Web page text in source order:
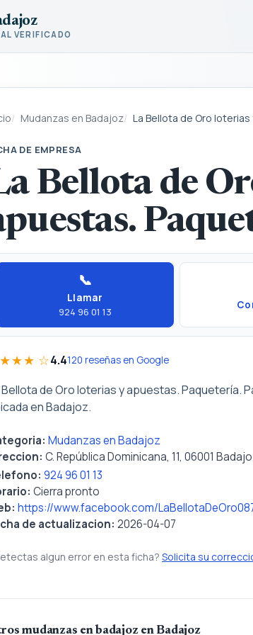
VERIFICADO
Mudanzas en Badajoz La Bellota de Oro
DE EMPRESA
Bellota de
📞
Llamar
924 96 01 13
☆4.4120 reseñas en Google
Bellota de Oro loterias y apuestas. Paquetería.
en Badajoz.
Mudanzas en Badajoz
C. República Dominicana, 11, 06001
924 96 01 13
Cierra pronto
https://www.facebook.com/
de actualizacion: 2026-04-07
algun error en esta ficha? Solicita su
mudanzas en badajoz en Badajoz